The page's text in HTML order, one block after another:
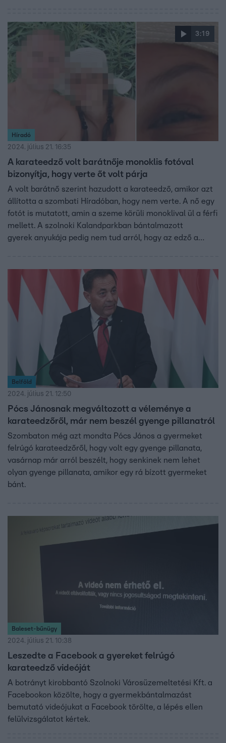
Facebookon. A karateedző szombaton azt mondta
Híradónknak, hogy kifejezetten jó a kapcsolatuk a
kormánypárti képviselővel.
3:19
Híradó
2024. július 21. 16:35
A karateedző volt barátnője monoklis fotóval
bizonyítja, hogy verte őt volt párja
A volt barátnő szerint hazudott a karateedző, amikor azt
állította a szombati Híradóban, hogy nem verte. A nő egy
fotót is mutatott, amin a szeme körüli monoklival ül a férfi
mellett. A szolnoki Kalandparkban bántalmazott
gyerek anyukája pedig nem tud arról, hogy az edző a
gyerekben mély nyomott hagyott az eset, ezért
pszichológus segítségét kérik.
Belföld
2024. július 21. 12:50
Pócs Jánosnak megváltozott a véleménye a
karateedzőről, már nem beszél gyenge pillanatról
Szombaton még azt mondta Pócs János a gyermeket
felrúgó karateedzőről, hogy volt egy gyenge pillanata,
vasárnap már arról beszélt, hogy senkinek nem lehet
olyan gyenge pillanata, amikor egy rá bízott gyermeket
bánt.
Baleset-bűnügy
2024. július 21. 10:38
Leszedte a Facebook a gyereket felrúgó
karateedző videóját
A botrányt kirobbantó Szolnoki Városüzemeltetési Kft. a
Facebookon közölte, hogy a gyermekbántalmazást
bemutató videójukat a Facebook törölte, a lépés ellen
felülvizsgálatot kértek.